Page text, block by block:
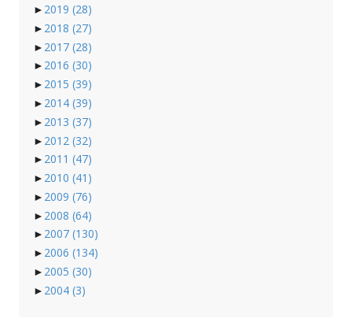
► 2019 (28)
► 2018 (27)
► 2017 (28)
► 2016 (30)
► 2015 (39)
► 2014 (39)
► 2013 (37)
► 2012 (32)
► 2011 (47)
► 2010 (41)
► 2009 (76)
► 2008 (64)
► 2007 (130)
► 2006 (134)
► 2005 (30)
► 2004 (3)